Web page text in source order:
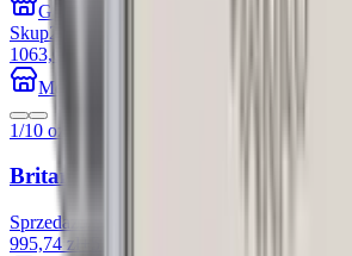
GoldInvest24
Skup2
1063,00 zł
Mennica Sądecka
1/10 oz
Britannia 1/10 uncji Platyny 2026
Sprzedaż
995,74 zł